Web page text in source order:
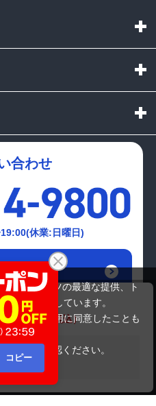
円
りません
合わせ
休業:日曜日)
ちら
びコンテンツの最適な提供、ト
を使用しています。
Cookieの利用に同意したことも
をご確認ください。
する